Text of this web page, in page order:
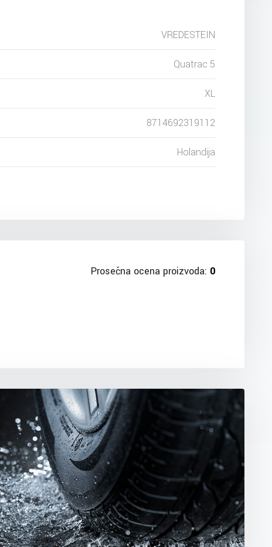
VREDESTEIN
Quatrac 5
XL
8714692319112
Holandija
Prosečna ocena proizvoda: 0